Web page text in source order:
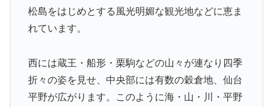
松島をはじめとする風光明媚な観光地などに恵ま
れています。
西には蔵王・船形・栗駒などの山々が連なり四季
折々の姿を見せ、中央部には有数の穀倉地、仙台
平野が広がります。このように海・山・川・平野